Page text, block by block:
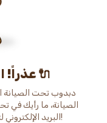
عذراً! التطبيق تحت الإصلاح 🔌
دبدوب تحت الصيانة
الصيانة، ما رأيك
البريد الإلكتروني لتحصل على خصم خاص من دبدوب!